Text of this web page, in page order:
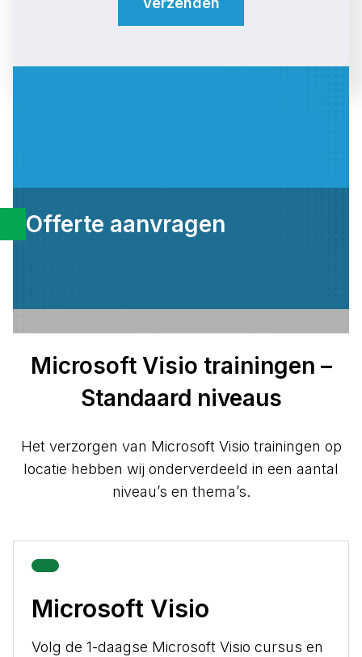
Offerte aanvragen
Microsoft Visio trainingen –
Standaard niveaus
Het verzorgen van Microsoft Visio trainingen op
locatie hebben wij onderverdeeld in een aantal
niveau’s en thema’s.
Microsoft Visio
Volg de 1-daagse Microsoft Visio cursus en